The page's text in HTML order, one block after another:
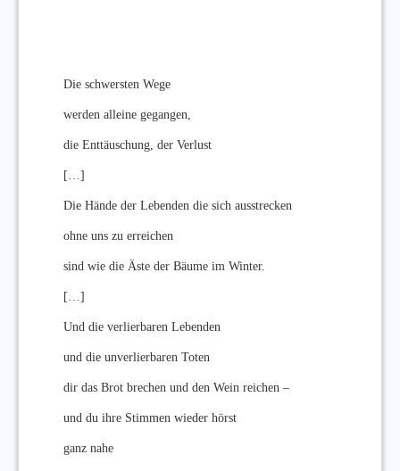
Die schwersten Wege
werden alleine gegangen,
die Enttäuschung, der Verlust
[…]
Die Hände der Lebenden die sich ausstrecken
ohne uns zu erreichen
sind wie die Äste der Bäume im Winter.
[…]
Und die verlierbaren Lebenden
und die unverlierbaren Toten
dir das Brot brechen und den Wein reichen –
und du ihre Stimmen wieder hörst
ganz nahe